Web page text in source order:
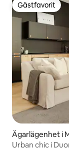
Gästfavorit
Gästfavorit
Ägarlägenhet i
Urban chic i